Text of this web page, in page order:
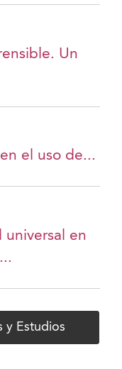
Un
el uso de...
universal en
y Estudios